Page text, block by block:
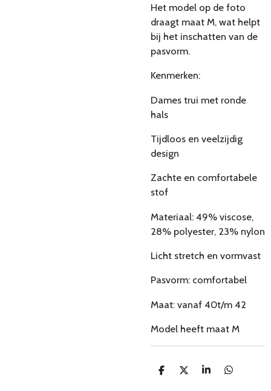
Het model op de foto
draagt maat M, wat helpt
bij het inschatten van de
pasvorm.
Kenmerken:
Dames trui met ronde
hals
Tijdloos en veelzijdig
design
Zachte en comfortabele
stof
Materiaal: 49% viscose,
28% polyester, 23% nylon
Licht stretch en vormvast
Pasvorm: comfortabel
Maat: vanaf 40t/m 42
Model heeft maat M
D
D
S
D